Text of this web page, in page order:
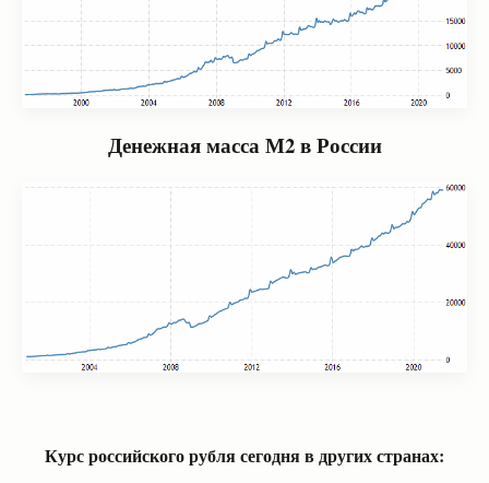
Денежная масса М2 в России
Курс российского рубля сегодня в других странах: